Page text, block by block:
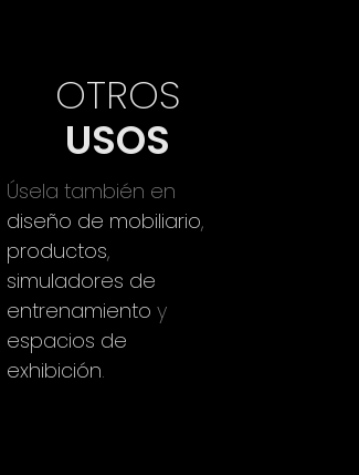
OTROS
USOS
Úsela también en
diseño de mobiliario,
productos,
simuladores de
entrenamiento y
espacios de
exhibición.